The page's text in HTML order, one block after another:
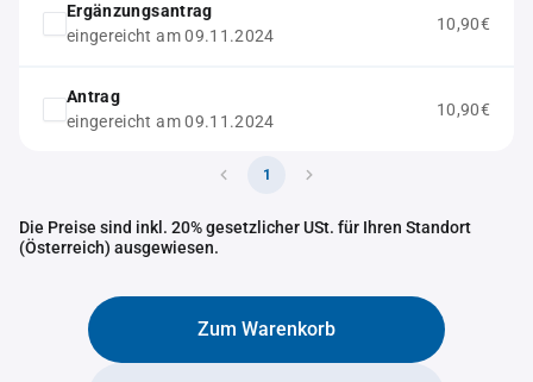
Ergänzungsantrag
eingereicht am 09.11.2024
10,90€
Antrag
eingereicht am 09.11.2024
10,90€
1
Die Preise sind inkl. 20% gesetzlicher USt. für Ihren Standort
(Österreich) ausgewiesen.
Zum Warenkorb